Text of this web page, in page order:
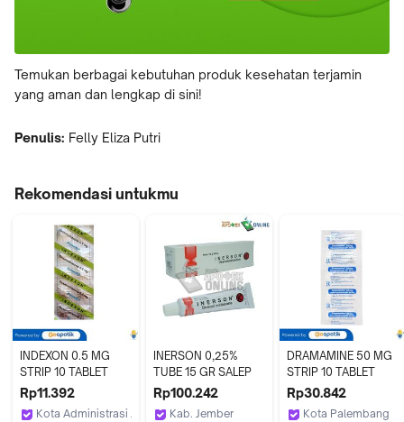
Temukan berbagai kebutuhan produk kesehatan terjamin
yang aman dan lengkap di sini!
Penulis: Felly Eliza Putri
Rekomendasi untukmu
INDEXON 0.5 MG
STRIP 10 TABLET
Rp11.392
Kota Administrasi Jakarta Timur
INERSON 0,25%
TUBE 15 GR SALEP
Rp100.242
Kab. Jember
DRAMAMINE 50 MG
STRIP 10 TABLET
Rp30.842
Kota Palembang